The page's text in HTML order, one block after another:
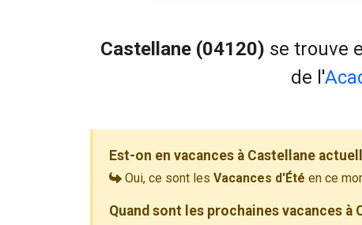
Castellane (04120) se trouve
de l'
Est-on en vacances à Castellane
Oui, ce sont les Vacances d'Été en ce
Quand sont les prochaines vacances à